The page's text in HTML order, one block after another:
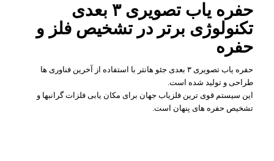
حفره یاب تصویری ۳ بعدی
تکنولوژی برتر در تشخیص فلز و
حفره
حفره یاب تصویری ۳ بعدی جئو هانتر با استفاده از آخرین فناوری ها
طراحی و تولید شده است.
این سیستم قوی ترین فلزیاب جهان برای مکان یابی فلزات گرانبها و
تشخیص حفره های پنهان است.